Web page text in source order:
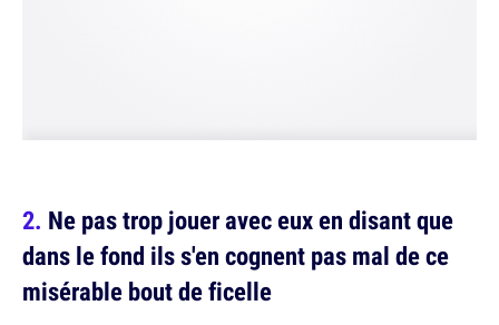
Ne pas trop jouer avec eux en disant que
dans le fond ils s'en cognent pas mal de ce
misérable bout de ficelle